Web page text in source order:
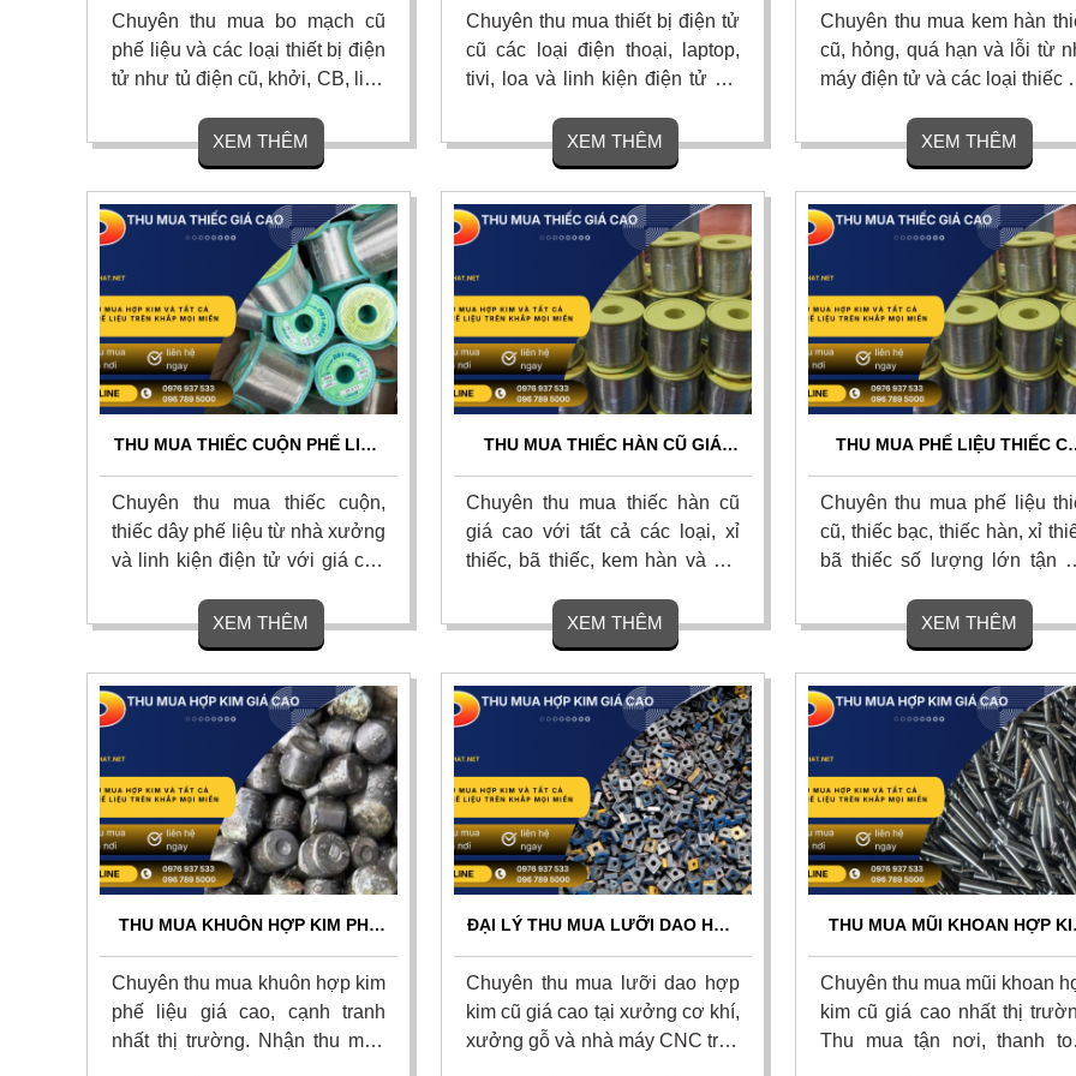
24/7
Chuyên thu mua bo mạch cũ
phế liệu và các loại thiết bị điện
tử như tủ điện cũ, khởi, CB, linh
hiện nay trên khắp mọi miền tổ
quốc. Cam kết thu mua tận nơi,
uy tín, chuyên nghiệp. Liên hệ
ngay.
XEM THÊM
ĐỊNH GIÁ NHANH CHÓNG
Chuyên thu mua thiết bị điện tử
cũ các loại điện thoại, laptop,
tivi, loa và linh kiện điện tử cũ,
nhất thị trường. Thu mua tận
nơi, thủ tục nhanh gọn, thanh
toán nhanh dứt điểm trong 5
phút. Liên hệ ngay.
XEM THÊM
ĐỊNH GIÁ CHÍNH XÁC
Chuyên thu mua kem hàn
cũ, hỏng, quá hạn và lỗi từ
máy điện tử và các loại thiếc giá
tận nơi 24/7, định giá minh
theo hàm lượng thiếc,
toán nhanh gọn dứt điểm.
hệ ngay.
XEM THÊM
THU MUA THIẾC CUỘN PHẾ LIỆU
GOM TẬN NƠI 24/7
Chuyên thu mua thiếc cuộn,
thiếc dây phế liệu từ nhà xưởng
và linh kiện điện tử với giá cao
uy tín, thanh toán nhanh một
lần, vận chuyển tận nơi và chiết
khấu hoa hồng hấp dẫn. Liên
hệ ngay.
XEM THÊM
THU MUA THIẾC HÀN CŨ GIÁ
TẬN NƠI, THANH TOÁN NGAY
Chuyên thu mua thiếc hàn cũ
giá cao với tất cả các loại, xỉ
thiếc, bã thiếc, kem hàn và bột
với giá cao nhất thị trường, cam
kết định giá minh bạch, bốc xếp
tận nơi và thanh toán dứt điểm.
Liên hệ ngay
XEM THÊM
THU MUA PHẾ LIỆU THIẾC CŨ
GIÁ NGAY, THANH TOÁN
MẶT
Chuyên thu mua phế liệu
cũ, thiếc bạc, thiếc hàn, xỉ
bã thiếc số lượng lớn tận
gom nhanh, vận chuyển
phí, thanh toán liền tay và
hoa hồng cao cho người
thiệu. Liên hệ ngay để nhận
XEM THÊM
THU MUA KHUÔN HỢP KIM PHẾ
TOÀN QUỐC
Chuyên thu mua khuôn hợp kim
phế liệu giá cao, cạnh tranh
nhất thị trường. Nhận thu mua
ĐẠI LÝ THU MUA LƯỠI DAO HỢP
GIÁ CAO
Chuyên thu mua lưỡi dao hợp
kim cũ giá cao tại xưởng cơ khí,
xưởng gỗ và nhà máy CNC trên
THU MUA MŨI KHOAN HỢP
NƠI 24/7
Chuyên thu mua mũi khoan
kim cũ giá cao nhất thị
Thu mua tận nơi, thanh